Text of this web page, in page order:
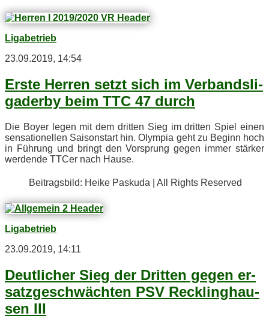
Ligabetrieb
23.09.2019, 14:54
Ers­te Her­ren setzt sich im Ver­bands­li­
ga­der­by beim TTC 47 durch
Die Boy­er le­gen mit dem drit­ten Sieg im drit­ten Spiel ei­nen
sen­sa­tio­nel­len Sai­son­start hin. Olym­pia geht zu Be­ginn hoch
in Füh­rung und bringt den Vor­sprung ge­gen im­mer stär­ker
wer­den­de TT­Cer nach Hause.
Bei­trags­bild: Hei­ke Pas­ku­da | All Rights Reserved
Ligabetrieb
23.09.2019, 14:11
Deut­li­cher Sieg der Drit­ten ge­gen er­
satz­ge­schwäch­ten PSV Reck­ling­hau­
sen III